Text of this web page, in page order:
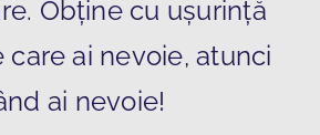
Obține cu ușurință
care ai nevoie, atunci
ai nevoie!